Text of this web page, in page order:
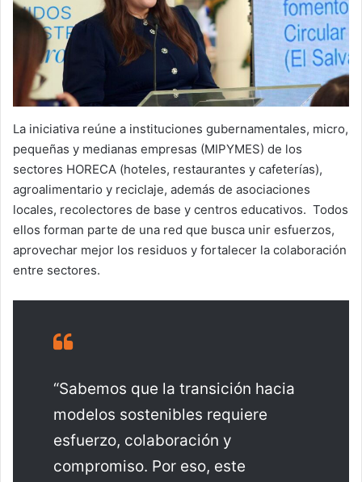
La iniciativa reúne a instituciones gubernamentales, micro,
pequeñas y medianas empresas (MIPYMES) de los
sectores HORECA (hoteles, restaurantes y cafeterías),
agroalimentario y reciclaje, además de asociaciones
locales, recolectores de base y centros educativos. Todos
ellos forman parte de una red que busca unir esfuerzos,
aprovechar mejor los residuos y fortalecer la colaboración
entre sectores.
“Sabemos que la transición hacia
modelos sostenibles requiere
esfuerzo, colaboración y
compromiso. Por eso, este